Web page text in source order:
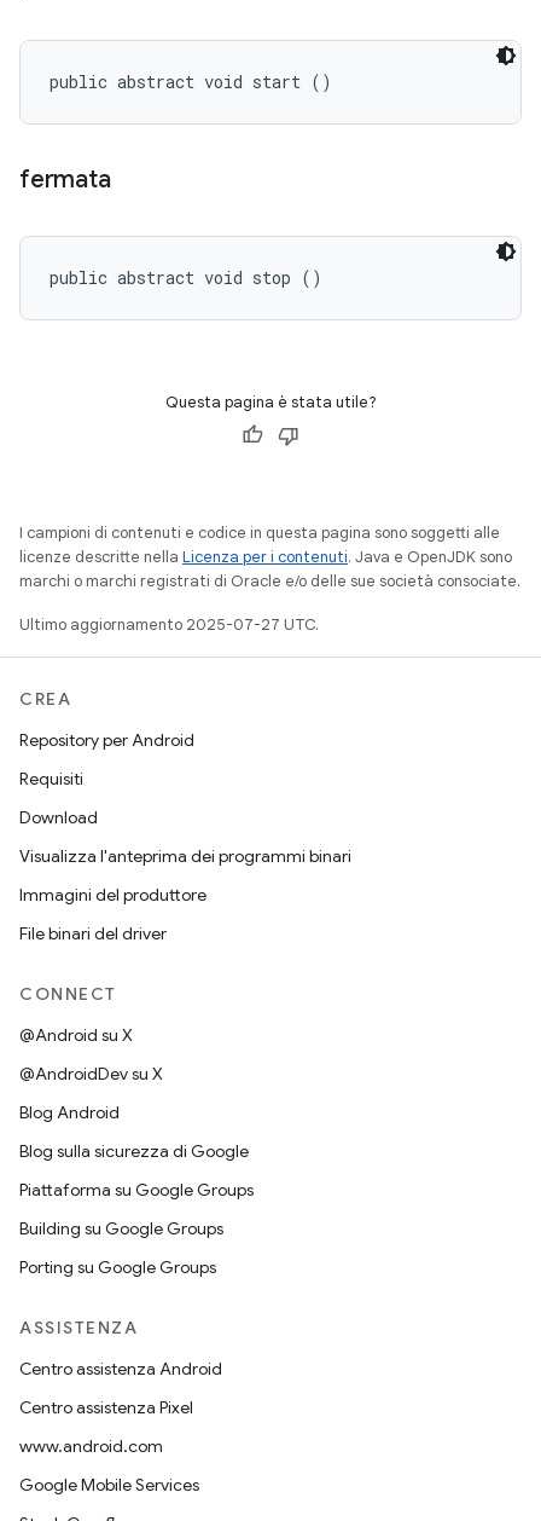
public abstract void start ()
fermata
public abstract void stop ()
Questa pagina è stata utile?
I campioni di contenuti e codice in questa pagina sono soggetti alle
licenze descritte nella Licenza per i contenuti. Java e OpenJDK sono
marchi o marchi registrati di Oracle e/o delle sue società consociate.
Ultimo aggiornamento 2025-07-27 UTC.
CREA
Repository per Android
Requisiti
Download
Visualizza l'anteprima dei programmi binari
Immagini del produttore
File binari del driver
CONNECT
@Android su X
@AndroidDev su X
Blog Android
Blog sulla sicurezza di Google
Piattaforma su Google Groups
Building su Google Groups
Porting su Google Groups
ASSISTENZA
Centro assistenza Android
Centro assistenza Pixel
www.android.com
Google Mobile Services